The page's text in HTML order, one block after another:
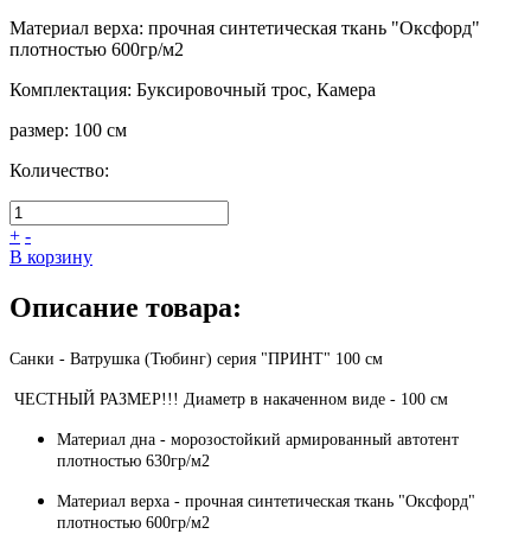
Материал верха: прочная синтетическая ткань "Оксфорд"
плотностью 600гр/м2
Комплектация: Буксировочный трос, Камера
размер: 100 см
Количество:
+ -
В корзину
Описание товара:
Санки - Ватрушка (Тюбинг) серия "ПРИНТ" 100 см
ЧЕСТНЫЙ РАЗМЕР!!! Диаметр в накаченном виде - 100 см
Материал дна - морозостойкий армированный автотент
плотностью 630гр/м2
Материал верха - прочная синтетическая ткань "Оксфорд"
плотностью 600гр/м2